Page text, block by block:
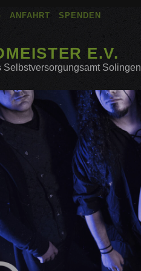
ANFAHRT SPENDEN
E.V.
Selbstversorgungsamt Solingen